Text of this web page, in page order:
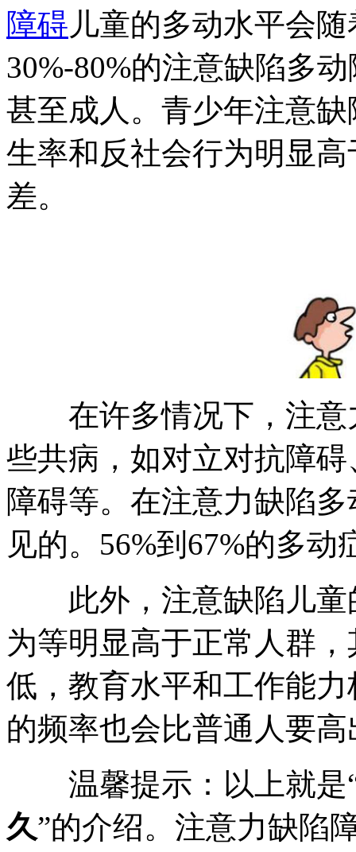
障碍 儿童的多动水平会
30%-80%的注意缺陷多
甚至成人。青少年注意
生率和反社会行为明显
差。
在许多情况下，注意
些共病，如对立对抗障
障碍等。在注意力缺陷
见的。56%到67%的多动
此外，注意缺陷儿童
为等明显高于正常人群
低，教育水平和工作能
的频率也会比普通人要
温馨提示：以上就是
久”的介绍。注意力缺陷